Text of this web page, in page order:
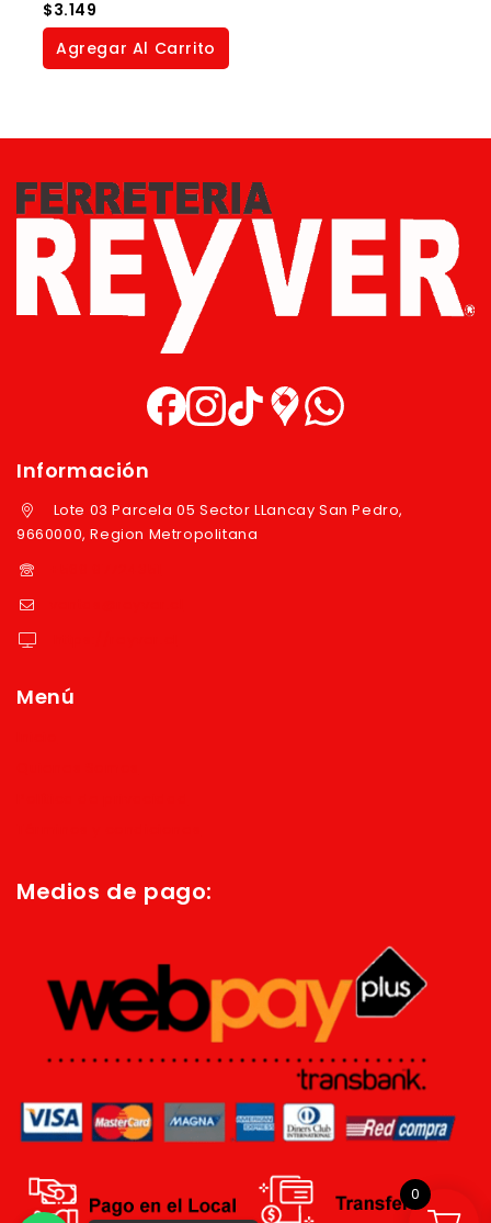
out
of
$3.149
Agregar Al Carrito
Información
Lote 03 Parcela 05 Sector LLancay San Pedro,
9660000, Region Metropolitana
Menú
Medios de pago:
0